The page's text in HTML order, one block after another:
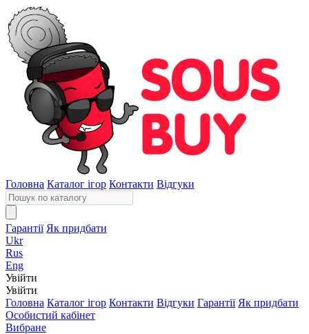
Головна Каталог ігор Контакти Відгуки
Гарантії Як придбати
Ukr
Rus
Eng
Увійти
Увійти
Головна Каталог ігор Контакти Відгуки Гарантії Як придбати
Особистий кабінет
Вибране